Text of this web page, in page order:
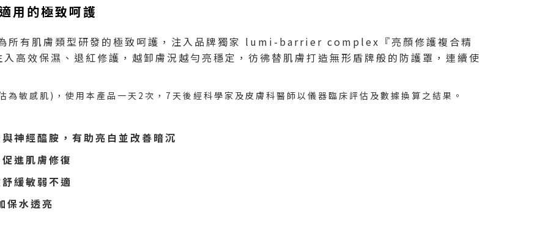
用的極致呵護
所有肌膚類型研發的極致呵護，注入品牌獨家 lumi-barrier complex『亮顏修護複合精
高效保濕、退紅修護，越卸膚況越勻亮穩定，彷彿替肌膚打造無形盾牌般的防護罩，連續使
敏感肌)，使用本產品一天2次，7天後經科學家及皮膚科醫師以儀器臨床評估及數據換算之結果。
神經醯胺，有助亮白並改善暗沉
進肌膚修復
緩敏弱不適
保水透亮